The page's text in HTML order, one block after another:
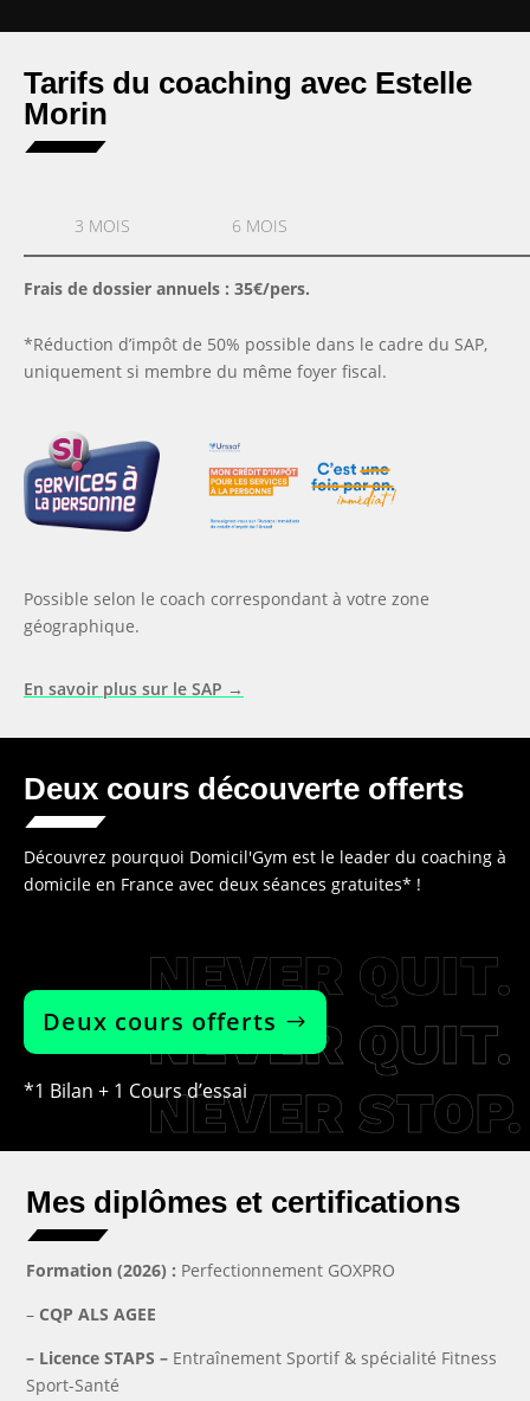
Tarifs du coaching avec Estelle
Morin
‎ ‎ ‎ ‎ ‎ ‎ ‎ 3 MOIS ‎ ‎ ‎ ‎ ‎ ‎ ‎ ‎ ‎ ‎ ‎ ‎ ‎ ‎ 6 MOIS ‎ ‎ ‎ ‎ ‎ ‎ ‎
Frais de dossier annuels : 35€/pers.
*Réduction d’impôt de 50% possible dans le cadre du SAP,
uniquement si membre du même foyer fiscal.
Possible selon le coach correspondant à votre zone
géographique.
En savoir plus sur le SAP →
Deux cours découverte offerts
Découvrez pourquoi Domicil'Gym est le leader du coaching à
domicile en France avec deux séances gratuites* !
Deux cours offerts
*1 Bilan + 1 Cours d’essai
Mes diplômes et certifications
Formation (2026) : Perfectionnement GOXPRO
– CQP ALS AGEE
– Licence STAPS – Entraînement Sportif & spécialité Fitness
Sport-Santé